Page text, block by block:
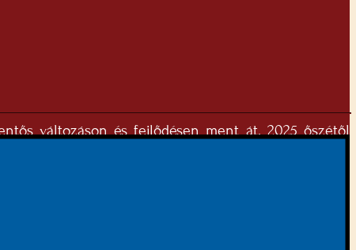
változáson és fejlődésen ment át. 2025 őszétől
kapcsolódó klubfoglalkozáson szabadon
is bemutathatjuk a linedance- t.